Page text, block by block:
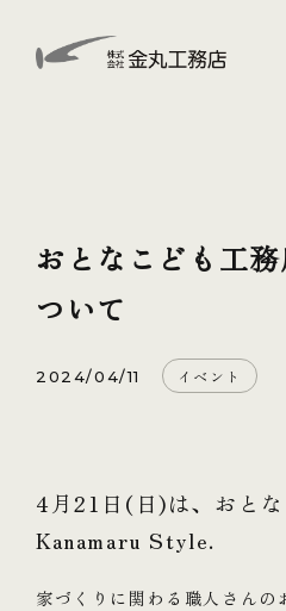
おとなこども工
ついて
2024/04/11 イベント
4月21日(日)は、おと
Kanamaru Style.
家づくりに関わる職人さんの